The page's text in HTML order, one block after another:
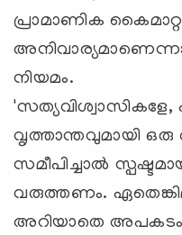
പ്രാമാണിക
നിയമം.
'സത്യവിശ്വാസികളേ,
വൃത്താന്തവുമായി
സമീപിച്ചാല്
വരുത്തണം.
അറിയാതെ